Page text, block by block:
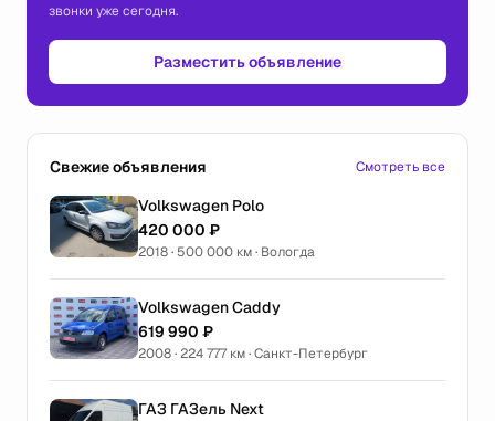
звонки уже сегодня.
Разместить объявление
Свежие объявления Смотреть все
Volkswagen Polo
420 000 ₽
2018 · 500 000 км · Вологда
Volkswagen Caddy
619 990 ₽
2008 · 224 777 км · Санкт-Петербург
ГАЗ ГАЗель Next